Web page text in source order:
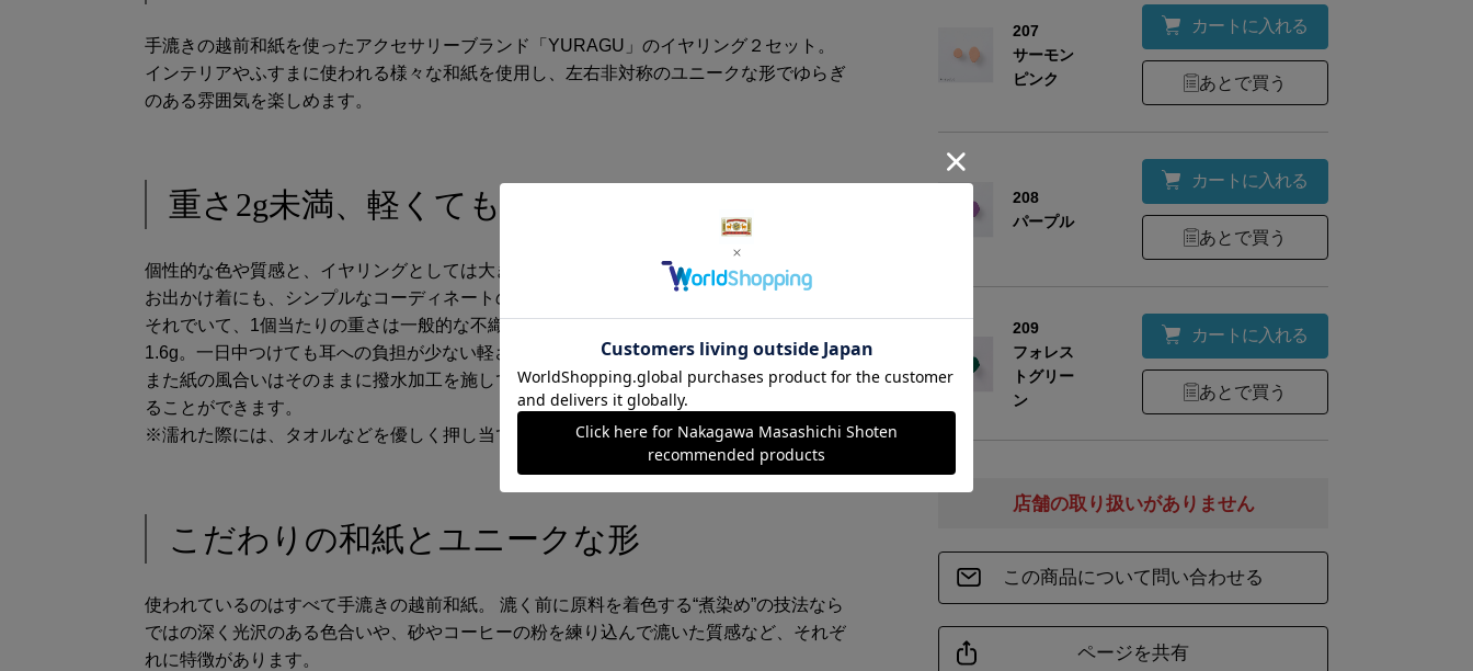
手漉きの越前和紙を使ったアクセサリーブランド「YURAGU」のイヤリング２セット。
インテリアやふすまに使われる様々な和紙を使用し、左右非対称のユニークな形でゆらぎ
のある雰囲気を楽しめます。
重さ2g未満、軽くても華やかな存在感
個性的な色や質感と、イヤリングとしては大きめのサイズ感。ちょっとした食事会などの
お出かけ着にも、シンプルなコーディネートのアクセントにも華を添えてくれます。
それでいて、1個当たりの重さは一般的な不織布マスク（2～4g程度）よりも軽く最大
1.6g。一日中つけても耳への負担が少ない軽さは和紙ならではの特徴です。
また紙の風合いはそのままに撥水加工を施しているため、軽い雨や汗で濡れても使い続け
ることができます。
※濡れた際には、タオルなどを優しく押し当てるようにしてふき取ってください。
こだわりの和紙とユニークな形
使われているのはすべて手漉きの越前和紙。 漉く前に原料を着色する“煮染め”の技法なら
ではの深く光沢のある色合いや、砂やコーヒーの粉を練り込んで漉いた質感など、それぞ
れに特徴があります。
サイズ
約1.7×1.6×0.2
207
サーモン
ピンク
カートに入れる
あとで買う
208
パープル
カートに入れる
あとで買う
209
フォレス
トグリー
ン
カートに入れる
あとで買う
この商品について問い合わせる
ページを共有
店舗の取り扱いがありません